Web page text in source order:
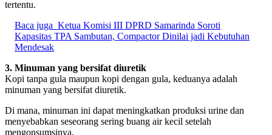
tertentu.
Baca juga Ketua Komisi III DPRD Samarinda Soroti
Kapasitas TPA Sambutan, Compactor Dinilai jadi Kebutuhan
Mendesak
3. Minuman yang bersifat diuretik
Kopi tanpa gula maupun kopi dengan gula, keduanya adalah
minuman yang bersifat diuretik.
Di mana, minuman ini dapat meningkatkan produksi urine dan
menyebabkan seseorang sering buang air kecil setelah
mengonsumsinya.